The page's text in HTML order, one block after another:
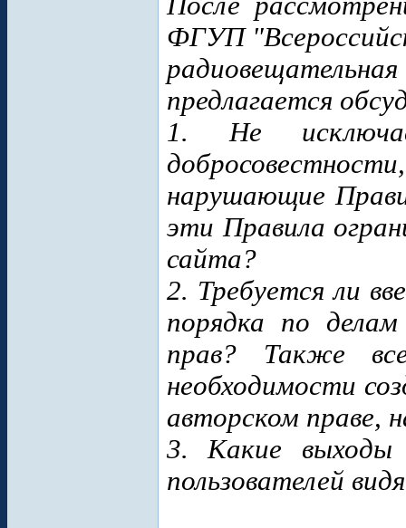
ФГУП
предлагается
1. Не
нарушающие
эти Правила
сайта?
2. Требуется ли
порядка по
прав? Также
необходимости
авторском праве,
3. Какие выходы
пользователей